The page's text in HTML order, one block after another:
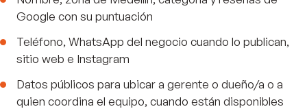
Google con su puntuación
Teléfono, WhatsApp del negocio cuando lo publican,
sitio web e Instagram
Datos públicos para ubicar a gerente o dueño/a o a
quien coordina el equipo, cuando están disponibles